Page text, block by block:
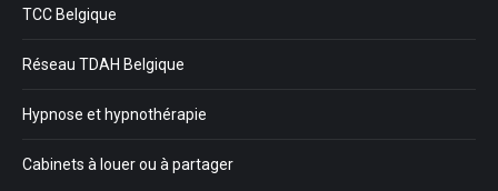
TCC Belgique
Réseau TDAH Belgique
Hypnose et hypnothérapie
Cabinets à louer ou à partager